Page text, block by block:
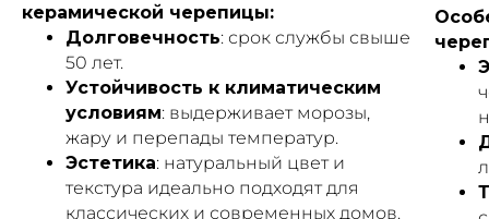
керамической черепицы:
Долговечность: срок службы свыше
50 лет.
Устойчивость к климатическим
условиям: выдерживает морозы,
жару и перепады температур.
Эстетика: натуральный цвет и
текстура идеально подходят для
классических и современных домов.